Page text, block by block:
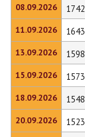
08.09.2026
11.09.2026
13.09.2026
15.09.2026
18.09.2026
20.09.2026
1742
1643
1598
1573
1548
1523